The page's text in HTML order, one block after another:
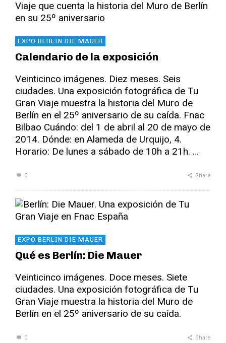
EXPO BERLIN DIE MAUER
Calendario de la exposición
Veinticinco imágenes. Diez meses. Seis
ciudades. Una exposición fotográfica de Tu
Gran Viaje muestra la historia del Muro de
Berlín en el 25º aniversario de su caída. Fnac
Bilbao Cuándo: del 1 de abril al 20 de mayo de
2014. Dónde: en Alameda de Urquijo, 4.
Horario: De lunes a sábado de 10h a 21h. …
0 Share
EXPO BERLIN DIE MAUER
Qué es Berlín: Die Mauer
Veinticinco imágenes. Doce meses. Siete
ciudades. Una exposición fotográfica de Tu
Gran Viaje muestra la historia del Muro de
Berlín en el 25º aniversario de su caída.
0 Share